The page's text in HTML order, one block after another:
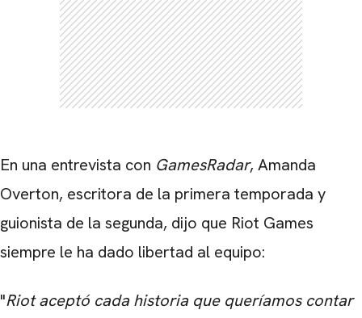
En una entrevista con GamesRadar, Amanda
Overton, escritora de la primera temporada y
guionista de la segunda, dijo que Riot Games
siempre le ha dado libertad al equipo:
"Riot aceptó cada historia que queríamos contar